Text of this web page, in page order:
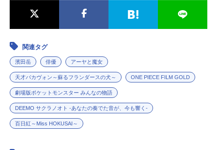
関連タグ
濱田岳 俳優 アーヤと魔女
天才バカヴォン～蘇るフランダースの犬～ ONE PIECE FILM GOLD
劇場版ポケットモンスター みんなの物語
DEEMO サクラノオト -あなたの奏でた音が、今も響く-
百日紅～Miss HOKUSAI～